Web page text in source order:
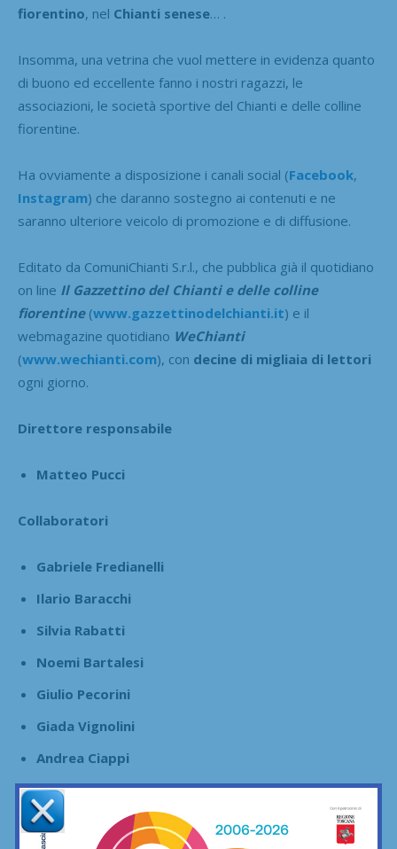
fiorentino, nel Chianti senese… .
Insomma, una vetrina che vuol mettere in evidenza quanto
di buono ed eccellente fanno i nostri ragazzi, le
associazioni, le società sportive del Chianti e delle colline
fiorentine.
Ha ovviamente a disposizione i canali social (Facebook,
Instagram) che daranno sostegno ai contenuti e ne
saranno ulteriore veicolo di promozione e di diffusione.
Editato da ComuniChianti S.r.l., che pubblica già il quotidiano
on line Il Gazzettino del Chianti e delle colline
fiorentine(www.gazzettinodelchianti.it) e il
webmagazine quotidiano WeChianti
(www.wechianti.com), con decine di migliaia di lettori
ogni giorno.
Direttore responsabile
Matteo Pucci
Collaboratori
Gabriele Fredianelli
Ilario Baracchi
Silvia Rabatti
Noemi Bartalesi
Giulio Pecorini
Giada Vignolini
Andrea Ciappi
Tommaso Taddei
Potete contattarci al 3391552376o a